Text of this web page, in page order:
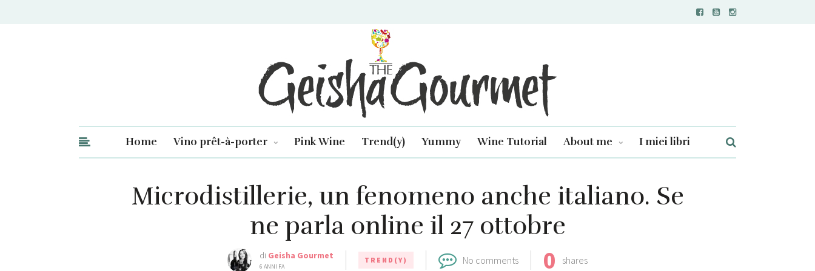
Home Vino prêt-à-porter Pink Wine Trend(y) Yummy Wine Tutorial About me I miei libri
Microdistillerie, un fenomeno anche italiano. Se
ne parla online il 27 ottobre
di Geisha Gourmet
6 ANNI FA
TREND(Y) No comments 0 shares